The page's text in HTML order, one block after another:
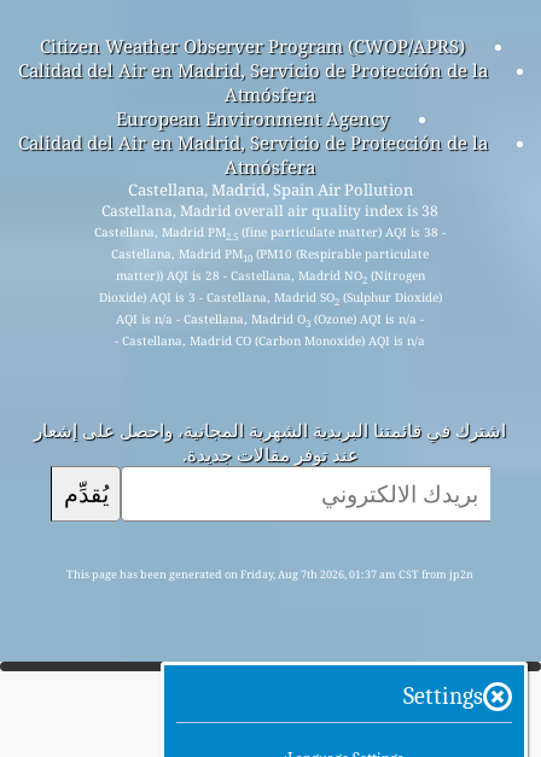
Citizen Weather Observer Program (CWOP/APRS)
Calidad del Air en Madrid, Servicio de Protección de la
Atmósfera
European Environment Agency
Calidad del Air en Madrid, Servicio de Protección de la
Atmósfera
Castellana, Madrid, Spain Air Pollution
Castellana, Madrid overall air quality index is 38
Castellana, Madrid PM2.5(fine particulate matter) AQI is 38 -
Castellana, Madrid PM10(PM10 (Respirable particulate
matter)) AQI is 28 - Castellana, Madrid NO 2(Nitrogen
Dioxide) AQI is 3 - Castellana, Madrid SO 2(Sulphur Dioxide)
AQI is n/a - Castellana, Madrid O 3(Ozone) AQI is n/a -
Castellana, Madrid CO (Carbon Monoxide) AQI is n/a -
اشترك في قائمتنا البريدية الشهرية المجانية، واحصل على إشعار
عند توفر مقالات جديدة.
يُقدِّم
This page has been generated on Friday, Aug 7th 2026, 01:37 am CST from jp2n
Settings